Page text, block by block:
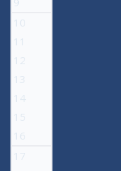
10
11
12
13
14
15
16
17